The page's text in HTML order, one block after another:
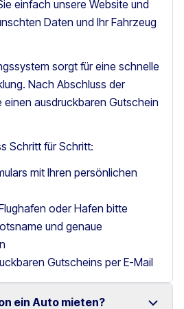
einfach unsere Website und
Daten und Ihr Fahrzeug
sorgt für eine schnelle
Nach Abschluss der
einen ausdruckbaren Gutschein
Schritt für Schritt:
mit Ihren persönlichen
oder Hafen bitte
und genaue
Gutscheins per E-Mail
ein Auto mieten?